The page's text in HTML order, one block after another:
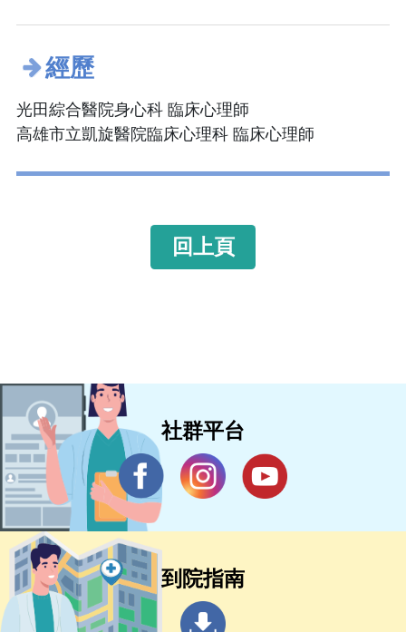
經歷
光田綜合醫院身心科 臨床心理師
高雄市立凱旋醫院臨床心理科 臨床心理師
回上頁
社群平台
到院指南